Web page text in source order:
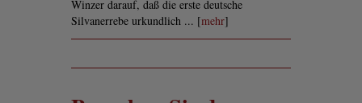
Winzer darauf, daß die erste deutsche
Silvanerrebe urkundlich ... [mehr]